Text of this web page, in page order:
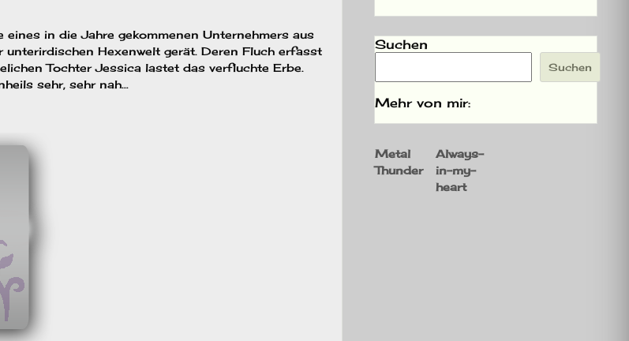
in die Jahre gekommenen Unternehmers aus
Hexenwelt gerät. Deren Fluch erfasst
Tochter Jessica lastet das verfluchte Erbe.
sehr, sehr nah…
Suchen
Suchen
Mehr von mir:
Metal
Thunder
Always-
in-my-
heart